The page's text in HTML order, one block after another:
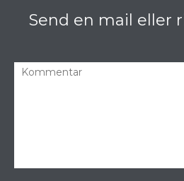
Send en mail eller